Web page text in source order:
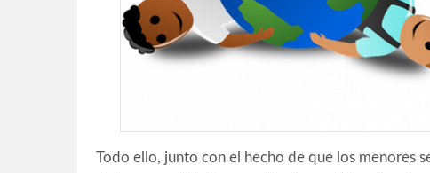
Todo ello, junto con el hecho de que los menores